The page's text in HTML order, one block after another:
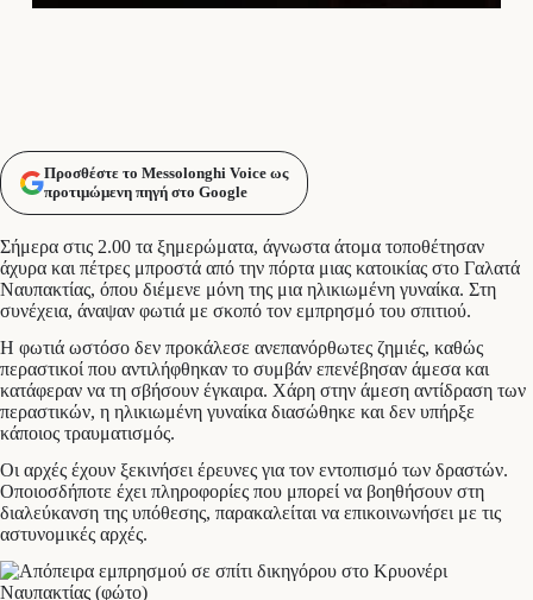
Προσθέστε το Messolonghi Voice ως
προτιμώμενη πηγή στο Google
Σήμερα στις 2.00 τα ξημερώματα, άγνωστα άτομα τοποθέτησαν
άχυρα και πέτρες μπροστά από την πόρτα μιας κατοικίας στο Γαλατά
Ναυπακτίας, όπου διέμενε μόνη της μια ηλικιωμένη γυναίκα. Στη
συνέχεια, άναψαν φωτιά με σκοπό τον εμπρησμό του σπιτιού.
Η φωτιά ωστόσο δεν προκάλεσε ανεπανόρθωτες ζημιές, καθώς
περαστικοί που αντιλήφθηκαν το συμβάν επενέβησαν άμεσα και
κατάφεραν να τη σβήσουν έγκαιρα. Χάρη στην άμεση αντίδραση των
περαστικών, η ηλικιωμένη γυναίκα διασώθηκε και δεν υπήρξε
κάποιος τραυματισμός.
Οι αρχές έχουν ξεκινήσει έρευνες για τον εντοπισμό των δραστών.
Οποιοσδήποτε έχει πληροφορίες που μπορεί να βοηθήσουν στη
διαλεύκανση της υπόθεσης, παρακαλείται να επικοινωνήσει με τις
αστυνομικές αρχές.